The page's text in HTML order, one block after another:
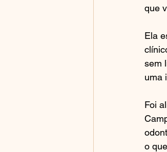
que
Ela
sem
uma
Foi
o